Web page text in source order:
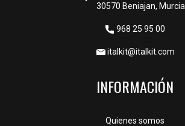
30570 Beniajan, Murcia
968 25 95 00
italkit@italkit.com
INFORMACIÓN
Quienes somos